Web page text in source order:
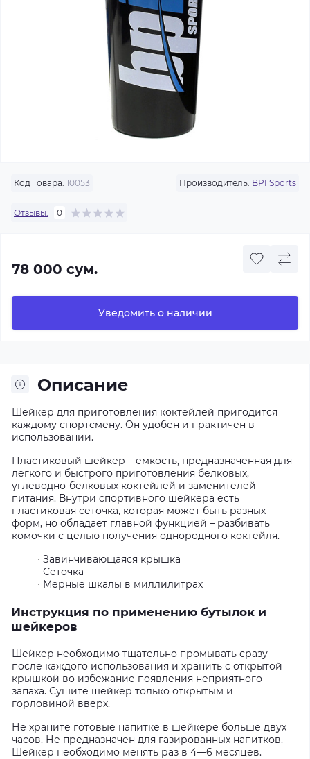
Код Товара: 10053 Производитель: BPI Sports
Отзывы: 0
78 000 сум.
Уведомить о наличии
Описание
Шейкер для приготовления коктейлей пригодится
каждому спортсмену. Он удобен и практичен в
использовании.
Пластиковый шейкер – емкость, предназначенная для
легкого и быстрого приготовления белковых,
углеводно-белковых коктейлей и заменителей
питания. Внутри спортивного шейкера есть
пластиковая сеточка, которая может быть разных
форм, но обладает главной функцией – разбивать
комочки с целью получения однородного коктейля.
· Завинчивающаяся крышка
· Сеточка
· Мерные шкалы в миллилитрах
Инструкция по применению бутылок и
шейкеров
Шейкер необходимо тщательно промывать сразу
после каждого использования и хранить с открытой
крышкой во избежание появления неприятного
запаха. Сушите шейкер только открытым и
горловиной вверх.
Не храните готовые напитке в шейкере больше двух
часов. Не предназначен для газированных напитков.
Шейкер необходимо менять раз в 4—6 месяцев.